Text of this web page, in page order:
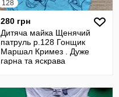
128
280 грн
Дитяча майка Щенячий
патруль р.128 Гонщик
Маршал Кримез . Дуже
гарна та яскрава